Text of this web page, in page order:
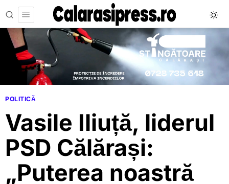
POLITICĂ
Vasile Iliuță, liderul
PSD Călărași:
„Puterea noastră